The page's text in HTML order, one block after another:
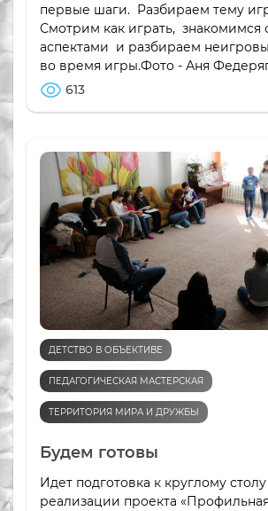
первые шаги. Разбираем тему
Смотрим как играть,
аспектами и разбираем
во время игры.Фото - Аня
613
ДЕТСТВО В ОБЪЕКТИВЕ
ПЕДАГОГИЧЕСКАЯ МАСТЕРСКАЯ
ТЕРРИТОРИЯ МИРА И ДРУЖБЫ
Будем готовы
Идет подготовка к круглому
реализации проекта